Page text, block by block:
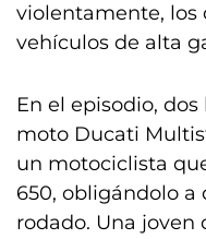
violentamente, los
vehículos de alta
En el episodio,
moto Ducati
un motociclista
650, obligándolo a
rodado. Una